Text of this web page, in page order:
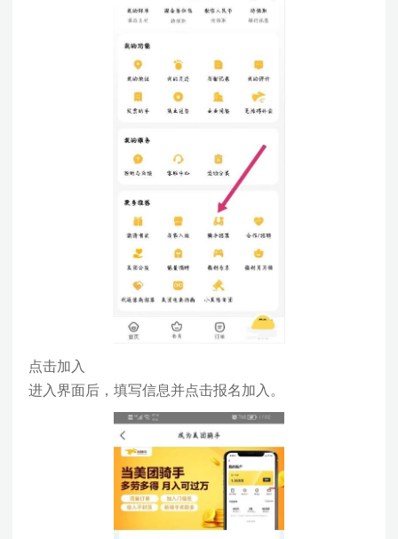
点击加入
进入界面后，填写信息并点击报名加入。